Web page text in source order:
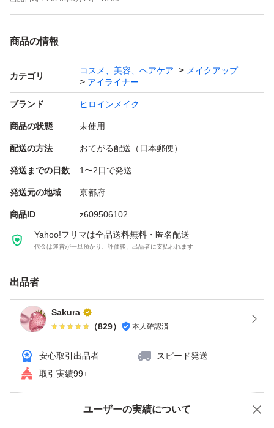
願いいたします。
※価格のご相談・カテゴリー変更はお受けしておりませ
商品の情報
カテゴリ
コスメ、美容、ヘアケア
メイクアップ
アイライナー
ブランド ヒロインメイク
商品の状態 未使用
配送の方法 おてがる配送（日本郵便）
発送までの日数 1〜2日で発送
発送元の地域 京都府
商品ID z609506102
Yahoo!フリマは全品送料無料・匿名配送
代金は運営が一旦預かり、評価後、出品者に支払われます
出品者
Sakura
（829） 本人確認済
安心取引出品者
スピード発送
取引実績99+
ユーザーの実績について
価格の相談 商品への質問